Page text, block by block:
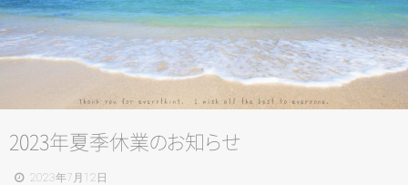
採用情報
パートナーシップ
お問い合わせ
サイトマップ
2023年夏季休業のお知 らせ
2023年7月12日